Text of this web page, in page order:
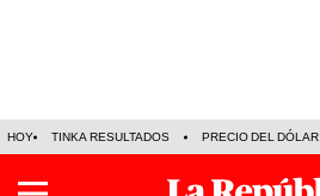
HOY TINKA RESULTADOS PRECIO DEL DÓLAR